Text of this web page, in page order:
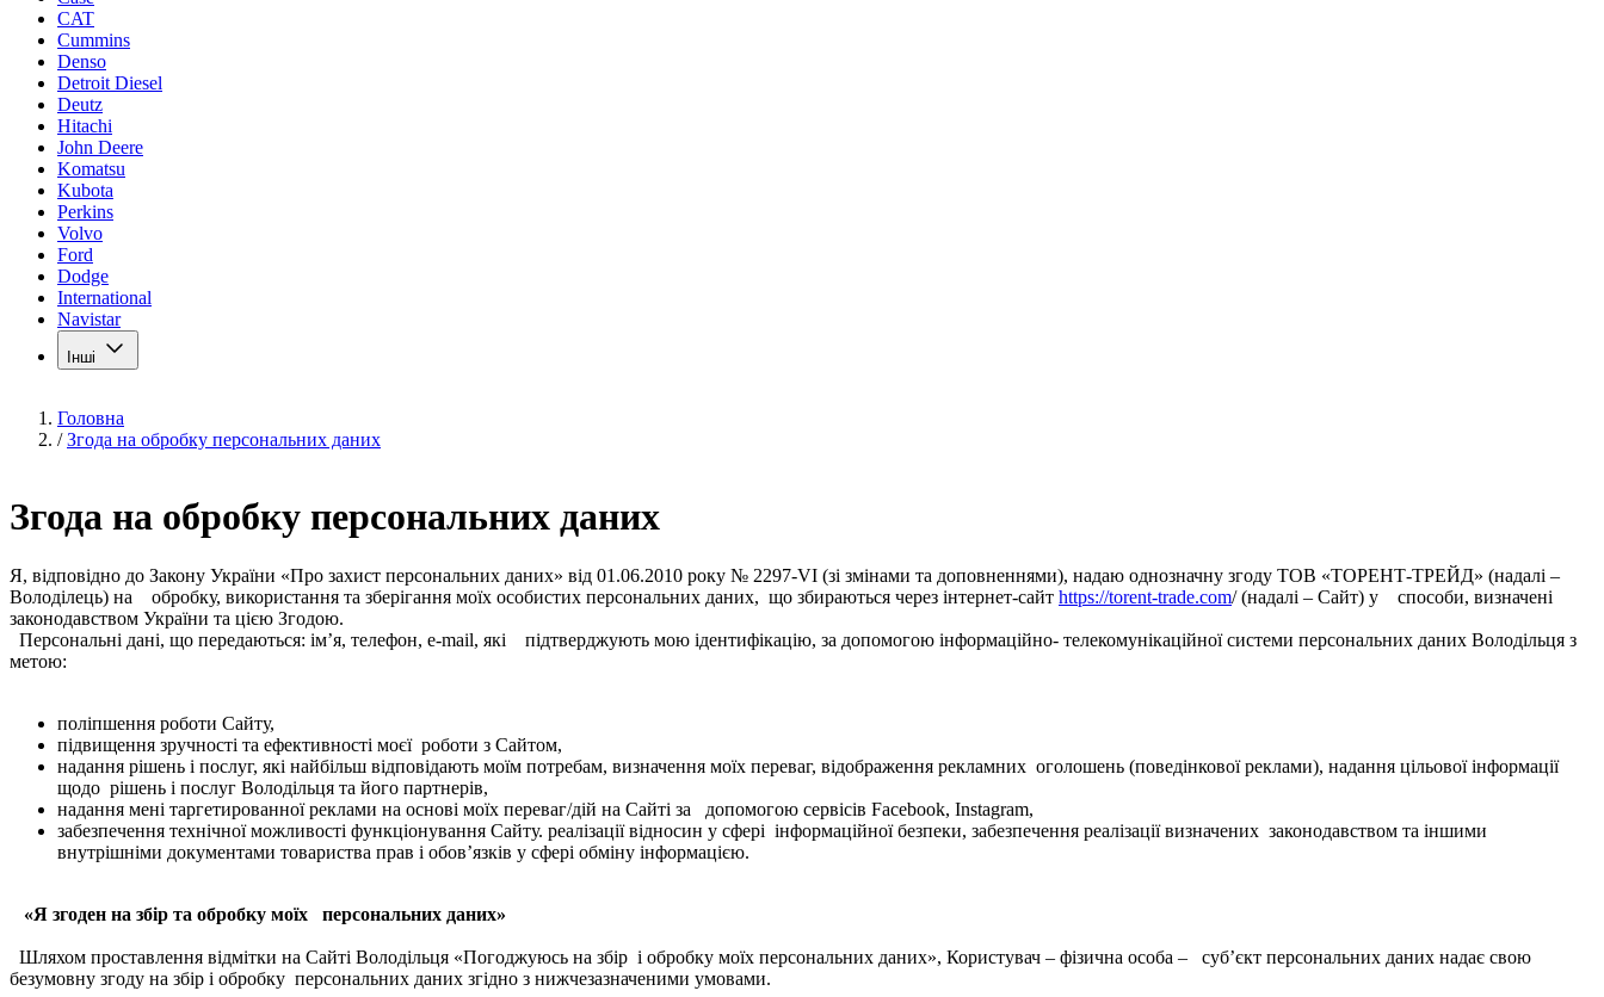
CAT
Cummins
Denso
Detroit Diesel
Deutz
Hitachi
John Deere
Komatsu
Kubota
Perkins
Volvo
Ford
Dodge
International
Navistar
Інші
Головна
/ Згода на обробку персональних даних
Згода на обробку персональних даних
Я, відповідно до Закону України «Про захист персональних даних» від 01.06.2010 року № 2297-VI (зі змінами та доповненнями), надаю однозначну згоду ТОВ «ТОРЕНТ-ТРЕЙД» (надалі –
Володілець) на обробку, використання та зберігання моїх особистих персональних даних, що збираються через інтернет-сайт https://torent-trade.com/ (надалі – Сайт) у способи, визначені
законодавством України та цією Згодою.
Персональні дані, що передаються: ім’я, телефон, е-mail, які підтверджують мою ідентифікацію, за допомогою інформаційно- телекомунікаційної системи персональних даних Володільця з
метою:
поліпшення роботи Сайту,
підвищення зручності та ефективності моєї роботи з Сайтом,
надання рішень і послуг, які найбільш відповідають моїм потребам, визначення моїх переваг, відображення рекламних оголошень (поведінкової реклами), надання цільової інформації
щодо рішень і послуг Володільця та його партнерів,
надання мені таргетированної реклами на основі моїх переваг/дій на Сайті за допомогою сервісів Facebook, Instagram,
забезпечення технічної можливості функціонування Сайту. реалізації відносин у сфері інформаційної безпеки, забезпечення реалізації визначених законодавством та іншими
внутрішніми документами товариства прав і обов’язків у сфері обміну інформацією.
«Я згоден на збір та обробку моїх персональних даних»
Шляхом проставлення відмітки на Сайті Володільця «Погоджуюсь на збір і обробку моїх персональних даних», Користувач – фізична особа – суб’єкт персональних даних надає свою
безумовну згоду на збір і обробку персональних даних згідно з нижчезазначеними умовами.